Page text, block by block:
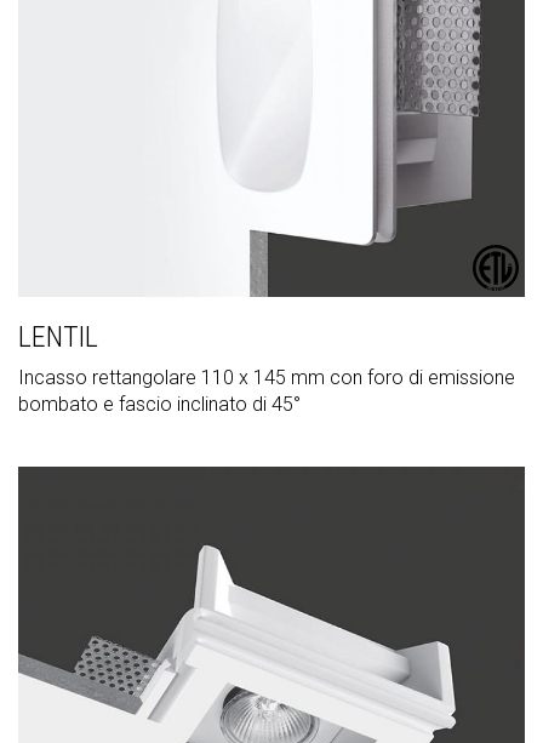
LENTIL
Incasso rettangolare 110 x 145 mm con foro di emissione
bombato e fascio inclinato di 45°